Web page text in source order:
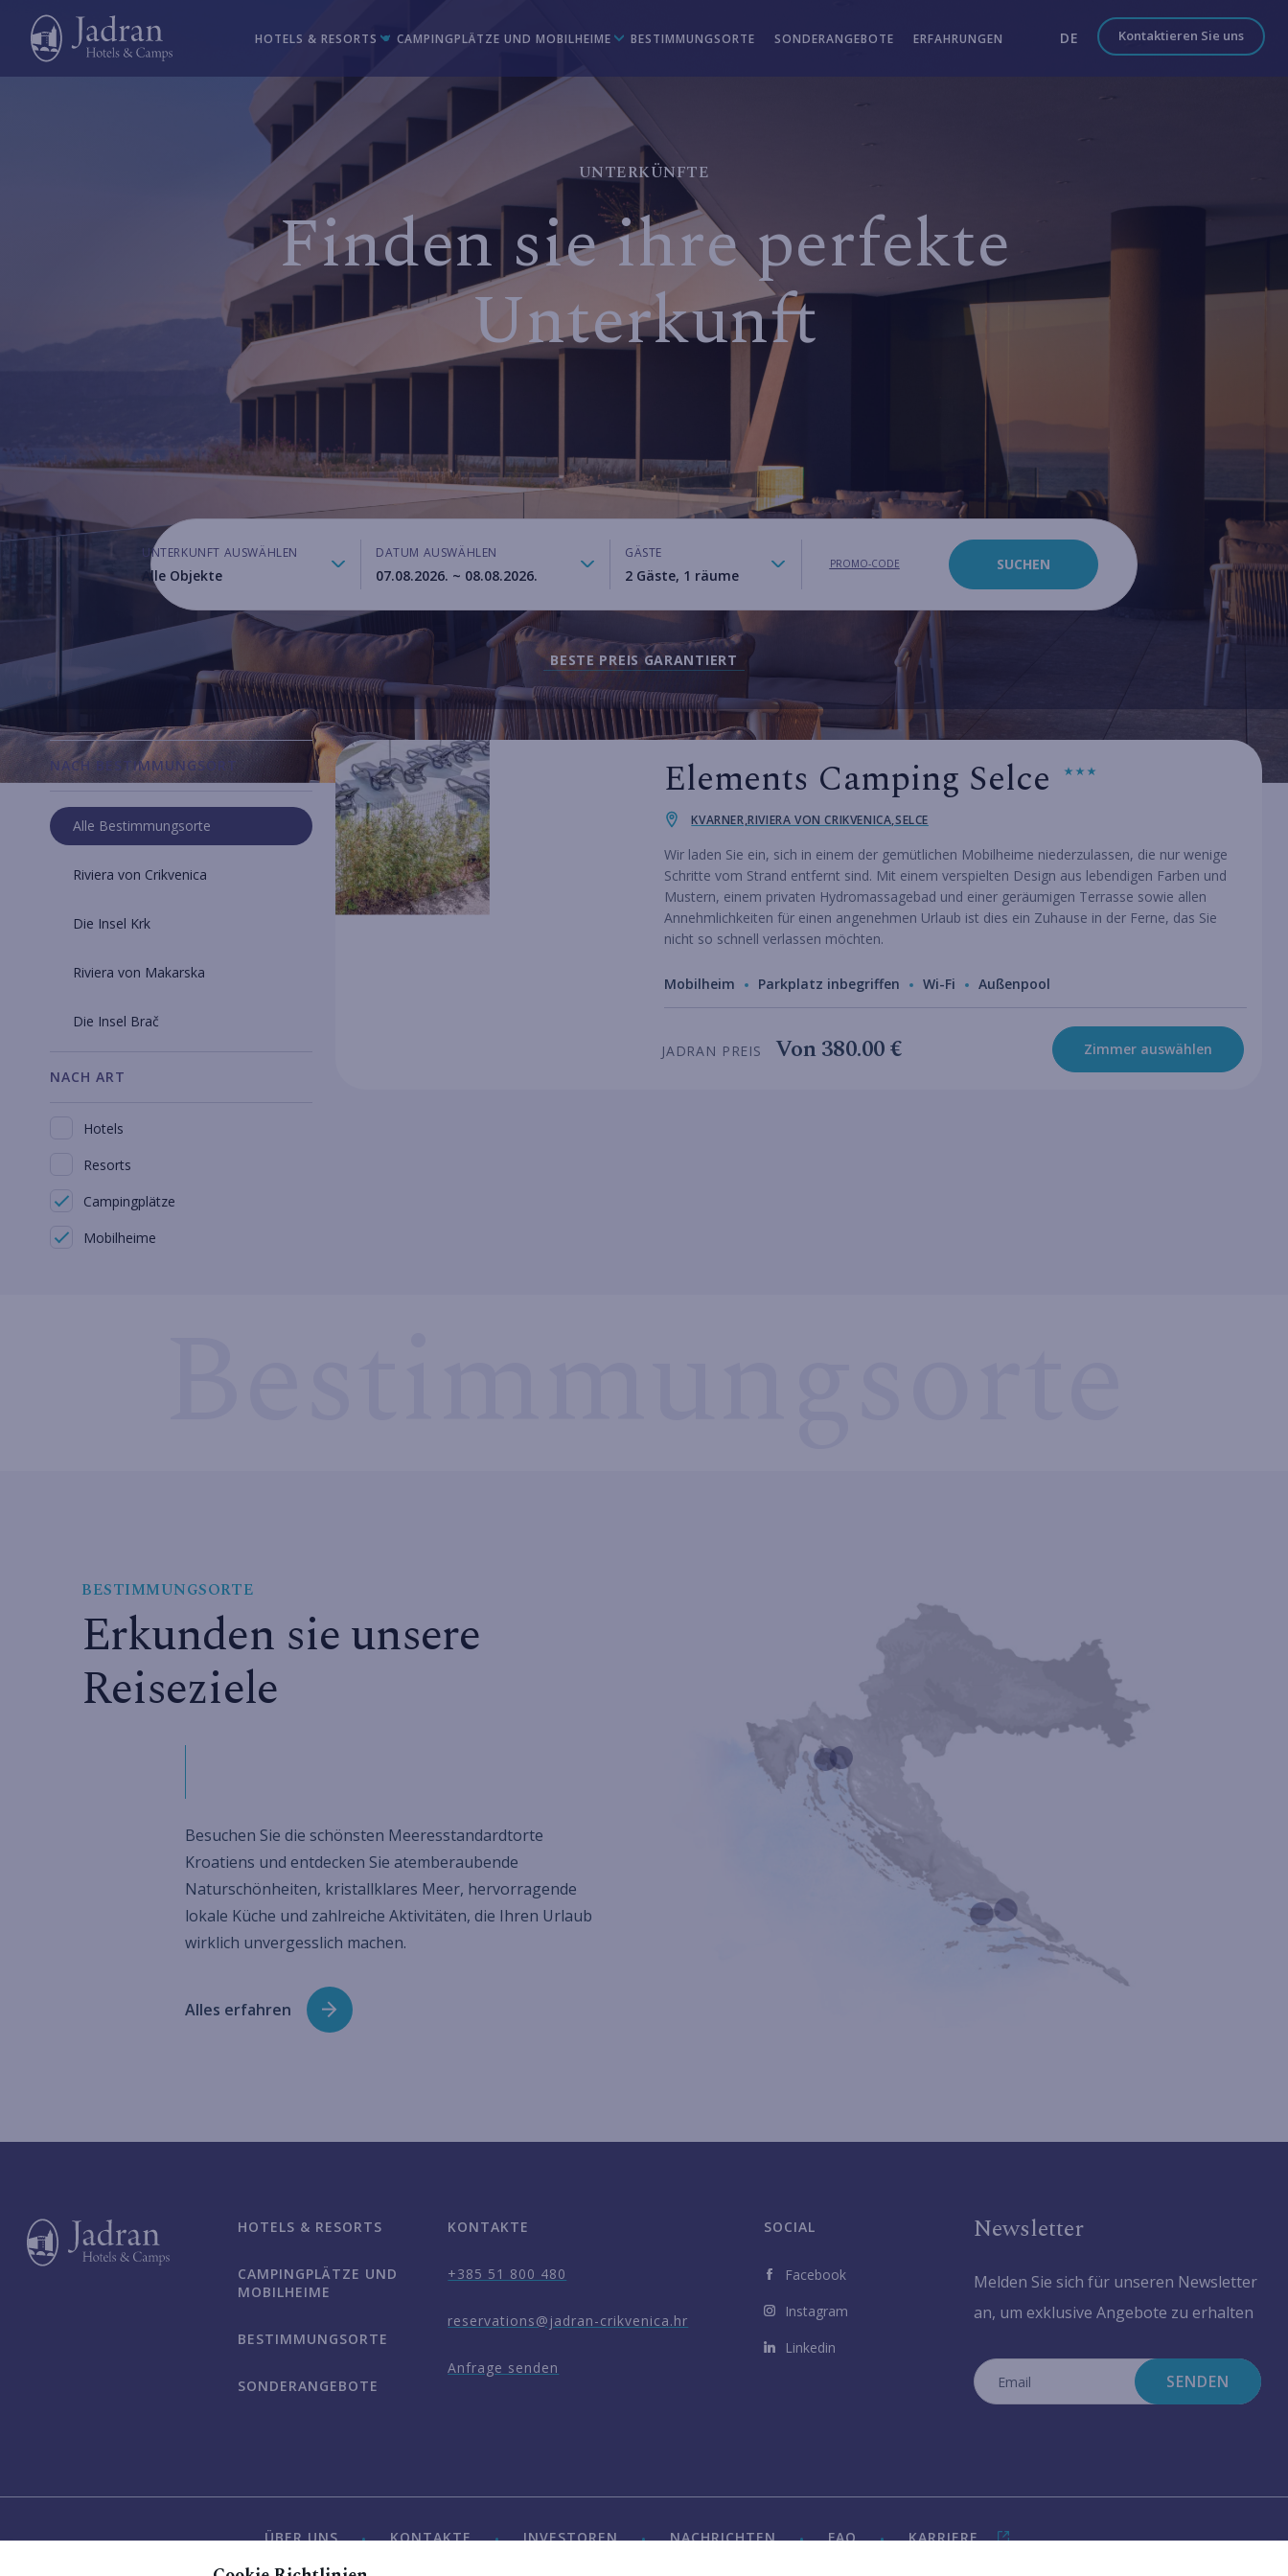
HOTELS & RESORTS CAMPINGPLÄTZE UND MOBILHEIME BESTIMMUNGSORTE SONDERANGEBOTE ERFAHRUNGEN DE Kontaktieren Sie uns
UNTERKÜNFTE
Finden sie ihre perfekte
Unterkunft
BESTE PREIS GARANTIERT
UNTERKUNFT AUSWÄHLEN
Alle Objekte
DATUM AUSWÄHLEN GÄSTE
PROMO-CODE SUCHEN
NACH BESTIMMUNGSORT
Alle Bestimmungsorte
Riviera von Crikvenica
Die Insel Krk
Riviera von Makarska
Die Insel Brač
NACH ART
Hotels
Resorts
Campingplätze
Mobilheime
mobilehomes
Elements Camping Selce
KVARNER,RIVIERA VON CRIKVENICA,SELCE
Wir laden Sie ein, sich in einem der gemütlichen Mobilheime niederzulassen, die nur wenige
Schritte vom Strand entfernt sind. Mit einem verspielten Design aus lebendigen Farben und
Mustern, einem privaten Hydromassagebad und einer geräumigen Terrasse sowie allen
Annehmlichkeiten für einen angenehmen Urlaub ist dies ein Zuhause in der Ferne, das Sie
nicht so schnell verlassen möchten.
Mobilheim Parkplatz inbegriffen Wi-Fi Außenpool
JADRAN PREIS Von380.00 € Zimmer auswählen
BESTIMMUNGSORTE
Erkunden sie unsere
Reiseziele
Besuchen Sie die schönsten Meeresstandardtorte
Kroatiens und entdecken Sie atemberaubende
Naturschönheiten, kristallklares Meer, hervorragende
lokale Küche und zahlreiche Aktivitäten, die Ihren Urlaub
wirklich unvergesslich machen.
Alles erfahren
HOTELS & RESORTS
CAMPINGPLÄTZE UND
MOBILHEIME
BESTIMMUNGSORTE
SONDERANGEBOTE
KONTAKTE
+385 51 800 480
reservations@jadran-crikvenica.hr
Anfrage senden
SOCIAL
Facebook
Instagram
Linkedin
Newsletter
Melden Sie sich für unseren Newsletter
an, um exklusive Angebote zu erhalten
SENDEN
ÜBER UNS KONTAKTE INVESTOREN NACHRICHTEN FAQ KARRIERE